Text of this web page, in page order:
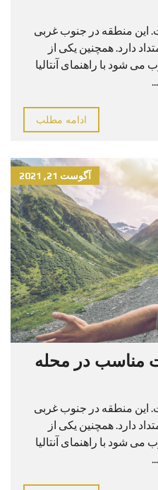
این منطقه در جنوب غربی
دارد. همچنین یکی از
شود با راهنمای آنتالیا
ادامه مطلب
آگوست 21, 2021
مناسب در محله
این منطقه در جنوب غربی
دارد. همچنین یکی از
شود با راهنمای آنتالیا